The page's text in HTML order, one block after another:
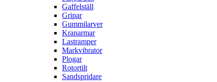
Gaffelställ
Gripar
Gummilarver
Kranarmar
Lastramper
Markvibrator
Plogar
Rotortilt
Sandspridare